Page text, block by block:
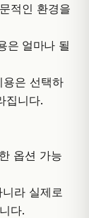
적인 환경을
은 얼마나 될
은 선택하
집니다.
옵션 가능
라 실제로
다.